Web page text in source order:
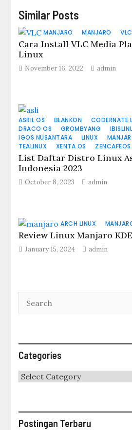
Similar Posts
MANJARO MANJARO
Cara Install VLC Media
Linux
November 16, 2022 admin
ASRIL OS BLANKON CODERNATE
DRACO OS
GROMBYANG
IGOS NUSANTARA
LINUX
TEALINUX
XENTA OS ZENCAFEOS
List Daftar Distro Linux
Indonesia 2023
October 8, 2023 admin
ARCH LINUX
Review Linux Manjaro KDE
January 15, 2024 admin
Categories
Categories
Postingan Terbaru